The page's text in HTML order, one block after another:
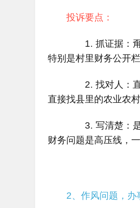
投诉要点：
1. 抓证据：甭
特别是村里财务公开
2. 找对人：直
直接找县里的农业农
3. 写清楚：是
财务问题是高压线，
2、作风问题，办